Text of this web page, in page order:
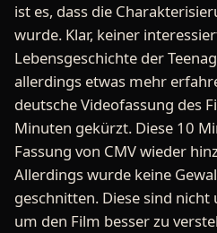
ist es, dass die
wurde. Klar, keiner
Lebensgeschichte der
allerdings etwas mehr
deutsche Videofassung des
Minuten gekürzt. Diese 10
Fassung von CMV wieder
Allerdings wurde keine
geschnitten. Diese sind
um den Film besser zu